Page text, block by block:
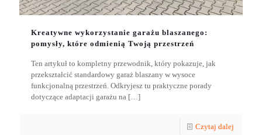
Kreatywne wykorzystanie garażu blaszanego:
pomysły, które odmienią Twoją przestrzeń
Ten artykuł to kompletny przewodnik, który pokazuje, jak
przekształcić standardowy garaż blaszany w wysoce
funkcjonalną przestrzeń. Odkryjesz tu praktyczne porady
dotyczące adaptacji garażu na […]
Czytaj dalej